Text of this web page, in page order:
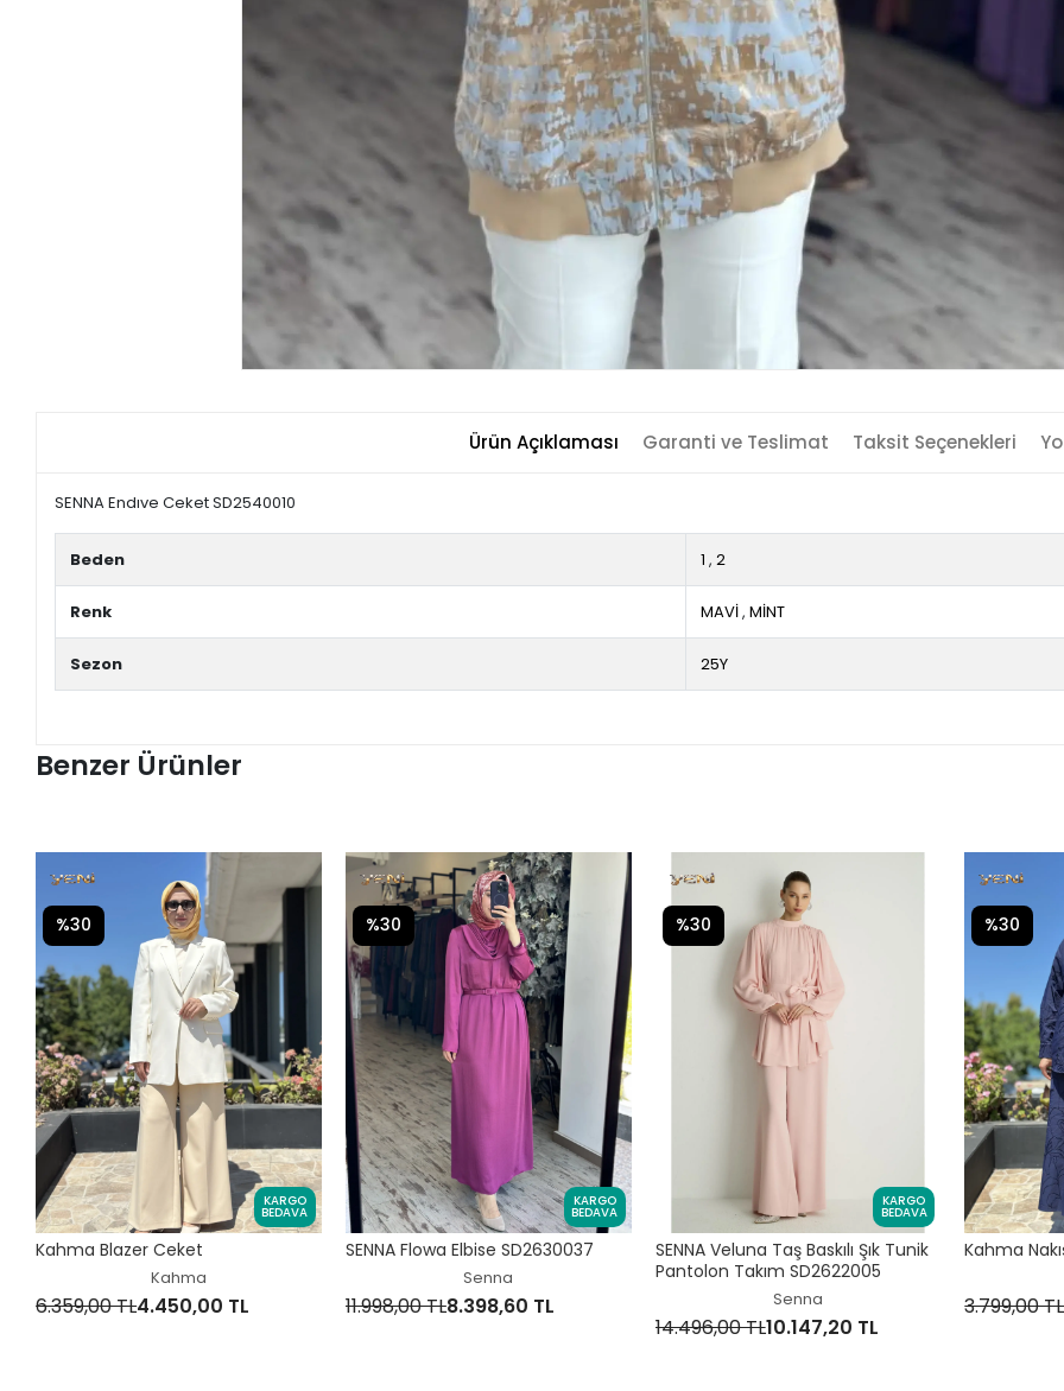
Ürün Açıklaması Garanti ve Teslimat Taksit Seçenekleri
SENNA Endıve Ceket SD2540010
Beden 1 ,2
Renk MAVİ,MİNT
Sezon 25Y
Benzer Ürünler
KARGO
BEDAVA
Kahma Blazer Ceket
Kahma
6.359,00 TL4.450,00 TL
%30
KARGO
BEDAVA
SENNA Flowa Elbise SD2630037
Senna
11.998,00 TL8.398,60 TL
%30
KARGO
BEDAVA
SENNA Veluna Taş Baskılı Şık Tunik
Pantolon Takım SD2622005
Senna
14.496,00 TL10.147,20 TL
%30
Kahma
3.799,00 TL
%30